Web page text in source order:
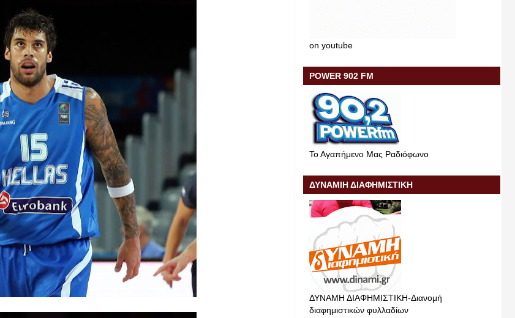
on youtube
POWER 902 FM
Το Αγαπήμενο Μας Ραδιόφωνο
ΔΥΝΑΜΙΗ ΔΙΑΦΗΜΙΣΤΙΚΗ
ΔΥΝΑΜΗ ΔΙΑΦΗΜΙΣΤΙΚΗ-Διανομή
διαφημιστικών φυλλαδίων